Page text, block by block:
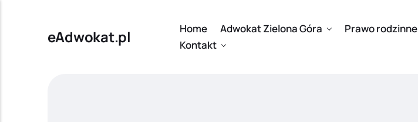
eAdwokat.pl Home Adwokat Zielona Góra Prawo rodzinne
Kontakt